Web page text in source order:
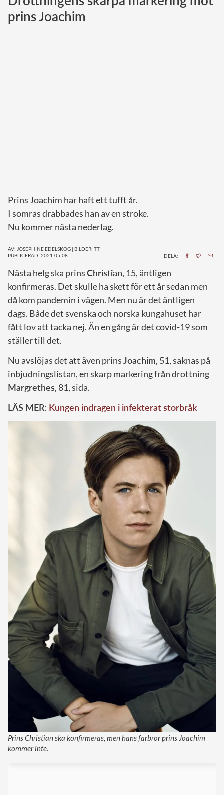
Norska kungahuset
prins Joachim
Prins Joachim har haft ett tufft år.
I somras drabbades han av en stroke.
Nu kommer nästa nederlag.
AV: JOSEPHINE EDELSKOG | BILDER: TT
PUBLICERAD: 2021-05-08
DELA:
Nästa helg ska prinsChristian, 15, äntligen
konfirmeras. Det skulle ha skett för ett år sedan men
då kom pandemin i vägen. Men nu är det äntligen
dags. Både det svenska och norska kungahuset har
fått lov att tacka nej. Än en gång är det covid-19 som
ställer till det.
Nu avslöjas det att även prinsJoachim, 51, saknas på
inbjudningslistan, en skarp markering från drottning
Margrethes, 81, sida.
LÄS MER: Kungen indragen i infekterat storbråk
Prins Christian ska konfirmeras, men hans farbror prins Joachim
kommer inte.